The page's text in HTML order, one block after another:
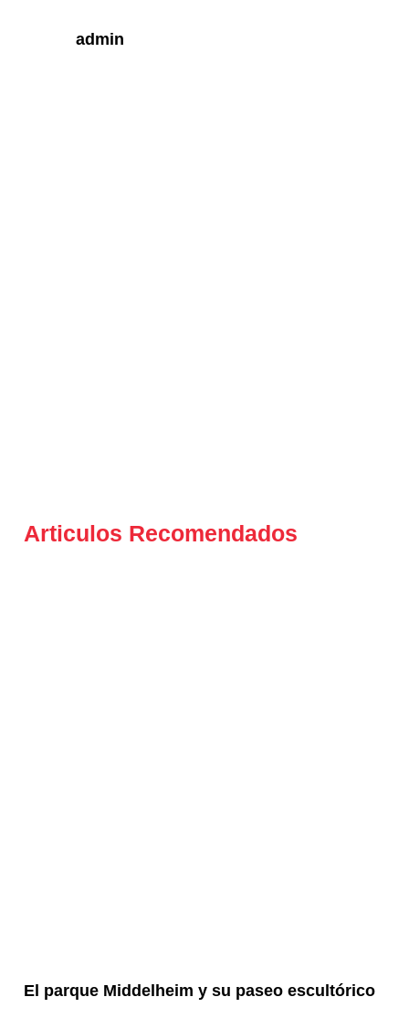
admin
Articulos Recomendados
El parque Middelheim y su paseo escultórico